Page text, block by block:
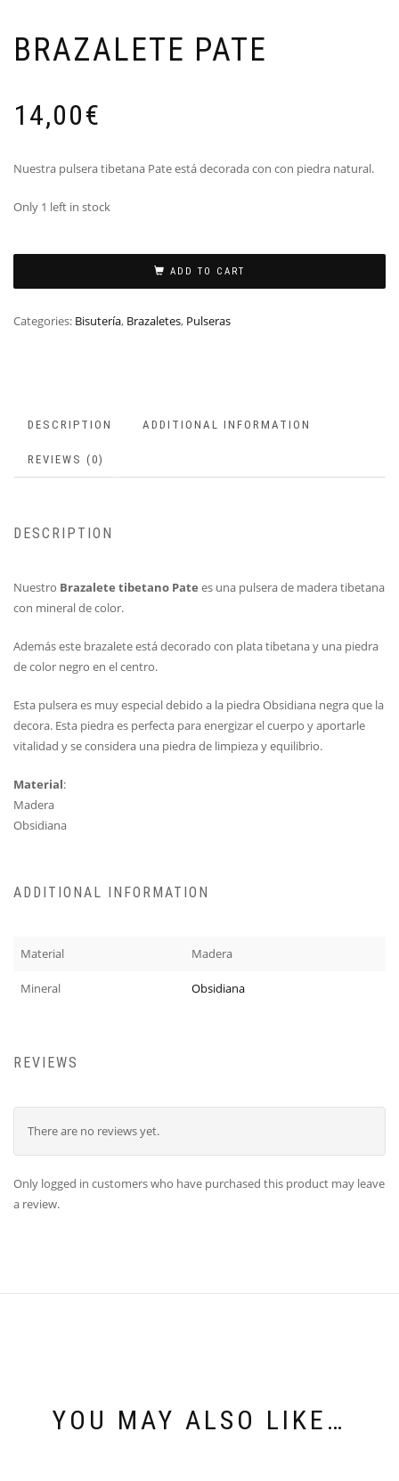
BRAZALETE PATE
14,00€
Nuestra pulsera tibetana Pate está decorada con con piedra natural.
Only 1 left in stock
ADD TO CART
Categories: Bisutería, Brazaletes, Pulseras
DESCRIPTION ADDITIONAL INFORMATION
REVIEWS (0)
DESCRIPTION
Nuestro Brazalete tibetano Pate es una pulsera de madera tibetana
con mineral de color.
Además este brazalete está decorado con plata tibetana y una piedra
de color negro en el centro.
Esta pulsera es muy especial debido a la piedra Obsidiana negra que la
decora. Esta piedra es perfecta para energizar el cuerpo y aportarle
vitalidad y se considera una piedra de limpieza y equilibrio.
Material:
Madera
Obsidiana
ADDITIONAL INFORMATION
Material Madera
Mineral Obsidiana
REVIEWS
There are no reviews yet.
Only logged in customers who have purchased this product may leave
a review.
YOU MAY ALSO LIKE…